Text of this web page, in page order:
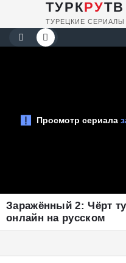
ТУРКРУТВ
Заражённый 2: Чёрт
онлайн на русском